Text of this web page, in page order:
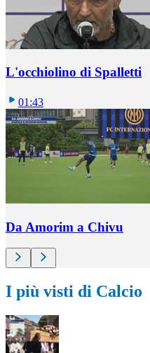
L'occhiolino di Spalletti
01:43
Da Amorim a Chivu
I più visti di Calcio